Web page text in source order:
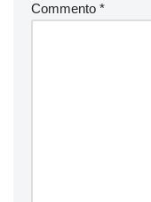
Commento *